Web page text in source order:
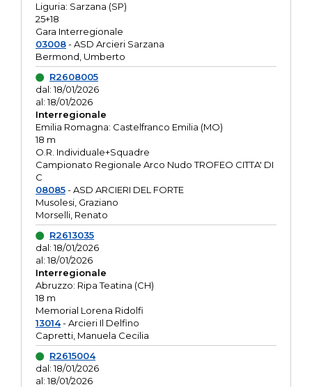
Liguria: Sarzana (SP)
25+18
Gara Interregionale
03008- ASD Arcieri Sarzana
Bermond, Umberto
R2608005
dal: 18/01/2026
al: 18/01/2026
Interregionale
Emilia Romagna: Castelfranco Emilia (MO)
18 m
O.R. Individuale+Squadre
Campionato Regionale Arco Nudo TROFEO CITTA' DI
C
08085- ASD ARCIERI DEL FORTE
Musolesi, Graziano
Morselli, Renato
R2613035
dal: 18/01/2026
al: 18/01/2026
Interregionale
Abruzzo: Ripa Teatina (CH)
18 m
Memorial Lorena Ridolfi
13014- Arcieri Il Delfino
Capretti, Manuela Cecilia
R2615004
dal: 18/01/2026
al: 18/01/2026